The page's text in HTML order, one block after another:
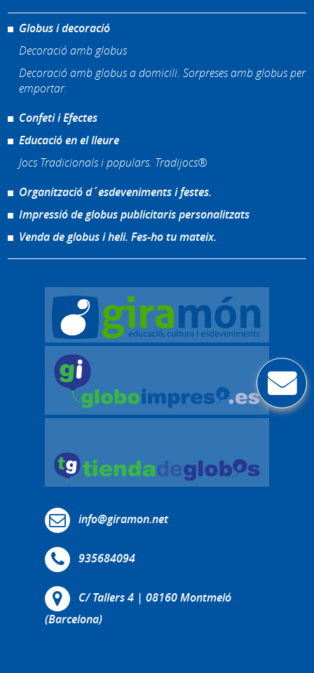
Globus i decoració
Decoració amb globus
Decoració amb globus a domicili. Sorpreses amb globus per
emportar.
Confeti i Efectes
Educació en el lleure
Jocs Tradicionals i populars. Tradijocs®
Organització d´esdeveniments i festes.
Impressió de globus publicitaris personalitzats
Venda de globus i heli. Fes-ho tu mateix.
info@giramon.net
935684094
C/ Tallers 4 | 08160 Montmeló
(Barcelona)